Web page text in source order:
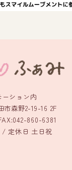
ション内
市森野2-19-16 2F
860-6381
/ 定休日 土日祝